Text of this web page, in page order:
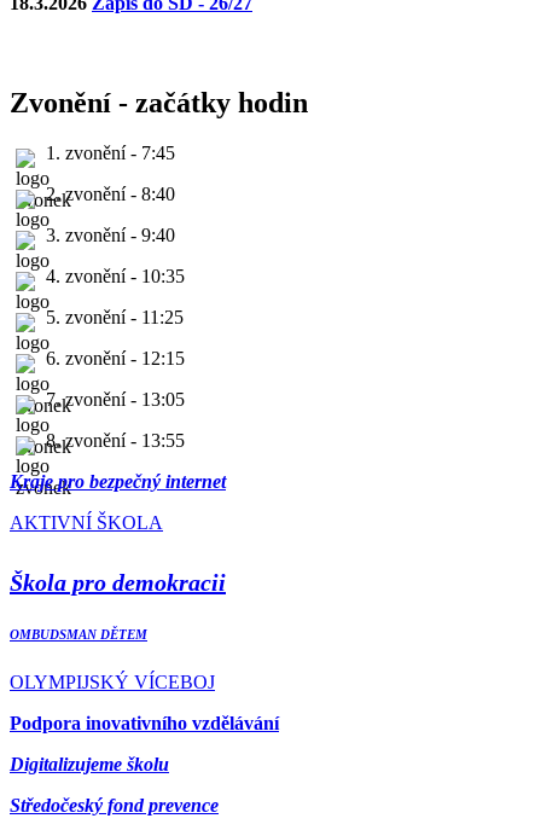
Zvonění - začátky hodin
1. zvonění - 7:45
2. zvonění - 8:40
3. zvonění - 9:40
4. zvonění - 10:35
5. zvonění - 11:25
6. zvonění - 12:15
7. zvonění - 13:05
8. zvonění - 13:55
Kraje pro bezpečný internet
AKTIVNÍ ŠKOLA
Škola pro demokracii
OMBUDSMAN DĚTEM
OLYMPIJSKÝ VÍCEBOJ
Podpora inovativního vzdělávání
Digitalizujeme školu
Středočeský fond prevence